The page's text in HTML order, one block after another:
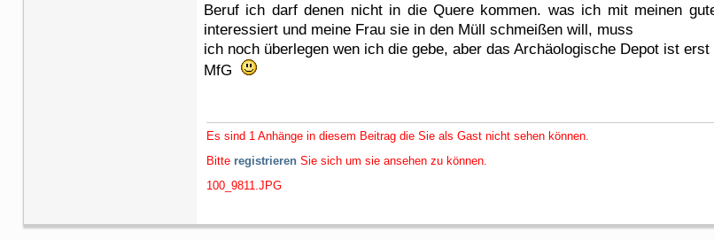
Beruf ich darf denen nicht in die Quere kommen. was ich mit meinen
interessiert und meine Frau sie in den Müll schmeißen will, muss
ich noch überlegen wen ich die gebe, aber das Archäologische Depot ist
MfG
Es sind 1 Anhänge in diesem Beitrag die Sie als Gast nicht sehen können.
Bitte registrieren Sie sich um sie ansehen zu können.
100_9811.JPG